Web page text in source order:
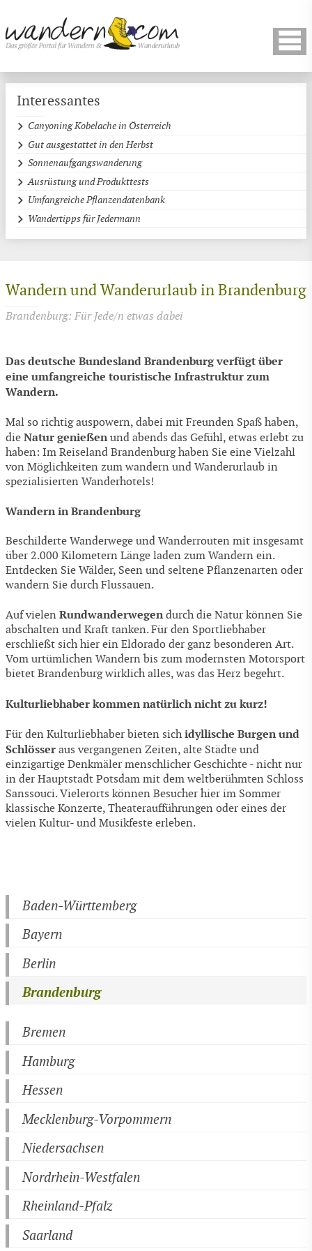
Interessantes
Canyoning Kobelache in Österreich
Gut ausgestattet in den Herbst
Sonnenaufgangswanderung
Ausrüstung und Produkttests
Umfangreiche Pflanzendatenbank
Wandertipps für Jedermann
Wandern und Wanderurlaub in Brandenburg
Brandenburg: Für Jede/n etwas dabei
Das deutsche Bundesland Brandenburg verfügt über
eine umfangreiche touristische Infrastruktur zum
Wandern.
Mal so richtig auspowern, dabei mit Freunden Spaß haben,
die Natur genießen und abends das Gefühl, etwas erlebt zu
haben: Im Reiseland Brandenburg haben Sie eine Vielzahl
von Möglichkeiten zum wandern und Wanderurlaub in
spezialisierten Wanderhotels!
Wandern in Brandenburg
Beschilderte Wanderwege und Wanderrouten mit insgesamt
über 2.000 Kilometern Länge laden zum Wandern ein.
Entdecken Sie Wälder, Seen und seltene Pflanzenarten oder
wandern Sie durch Flussauen.
Auf vielen Rundwanderwegen durch die Natur können Sie
abschalten und Kraft tanken. Für den Sportliebhaber
erschließt sich hier ein Eldorado der ganz besonderen Art.
Vom urtümlichen Wandern bis zum modernsten Motorsport
bietet Brandenburg wirklich alles, was das Herz begehrt.
Kulturliebhaber kommen natürlich nicht zu kurz!
Für den Kulturliebhaber bieten sichidyllische Burgen und
Schlösser aus vergangenen Zeiten, alte Städte und
einzigartige Denkmäler menschlicher Geschichte - nicht nur
in der Hauptstadt Potsdam mit dem weltberühmten Schloss
Sanssouci. Vielerorts können Besucher hier im Sommer
klassische Konzerte, Theateraufführungen oder eines der
vielen Kultur- und Musikfeste erleben.
Baden-Württemberg
Bayern
Berlin
Brandenburg
Bremen
Hamburg
Hessen
Mecklenburg-Vorpommern
Niedersachsen
Nordrhein-Westfalen
Rheinland-Pfalz
Saarland